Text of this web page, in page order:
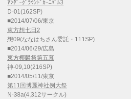
ｱﾝﾀﾞｰｸﾞﾗｳﾝﾄﾞｶｰﾆﾊﾞﾙ3
D-01(162SP)
■2014/07/06/東京
東方想七日2
想09(ななはちさん委託・111SP)
■2014/06/29/広島
東方椰麟祭第五幕
神-09,10(216SP)
■2014/05/11/東京
第11回博麗神社例大祭
N-38a(4,312サークル)